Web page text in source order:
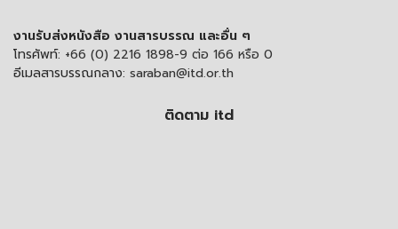
งานรับส่งหนังสือ งานสารบรรณ และอื่น ๆ
โทรศัพท์: +66 (0) 2216 1898-9 ต่อ 166 หรือ 0
อีเมลสารบรรณกลาง: saraban@itd.or.th
ติดตาม itd